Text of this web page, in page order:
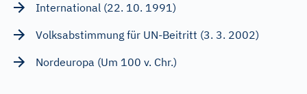
International (22. 10. 1991)
Volksabstimmung für UN-Beitritt (3. 3. 2002)
Nordeuropa (Um 100 v. Chr.)